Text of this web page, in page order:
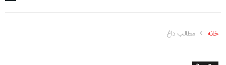
خانه مطالب داغ